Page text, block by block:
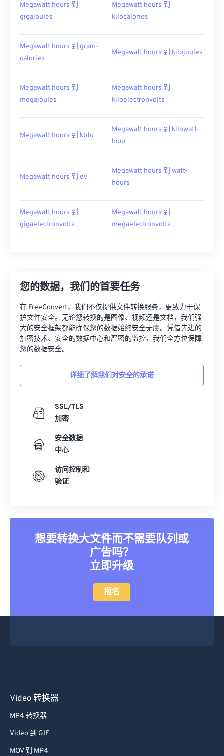
Megawatt hours 到
gigajoules
Megawatt hours 到
kilocalories
Megawatt hours 到 gram-
calories
Megawatt hours 到 kilojoules
Megawatt hours 到
megajoules
Megawatt hours 到
kiloelectronvolts
Megawatt hours 到 kbtu
Megawatt hours 到 kilowatt-
hour
Megawatt hours 到 ev
Megawatt hours 到 watt-
hours
Megawatt hours 到
gigaelectronvolts
Megawatt hours 到
megaelectronvolts
您的数据，我们的首要任务
在 FreeConvert，我们不仅提供文件转换服务，更致力于保
护文件安全。无论您转换的是图像、视频还是文档，我们强
大的安全框架都能确保您的数据始终安全无虞。凭借先进的
加密技术、安全的数据中心和严密的监控，我们全方位保障
您的数据安全。
详细了解我们对安全的承诺
SSL/TLS
加密
安全数据
中心
访问控制和
验证
想要转换大文件而不需要队列或
广告吗？
立即升级
报名
Video 转换器
MP4 转换器
Video 到 GIF
MOV 到 MP4